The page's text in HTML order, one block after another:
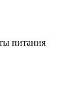
питания